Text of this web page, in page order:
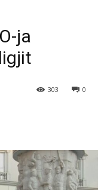
ja
0
303